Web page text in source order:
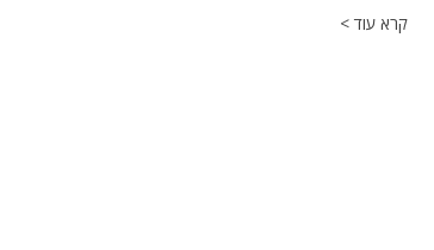
קרא עוד >